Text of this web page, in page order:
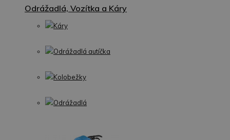
Odrážadlá, Vozítka a Káry
Káry
Odrážadlá autíčka
Kolobežky
Odrážadlá